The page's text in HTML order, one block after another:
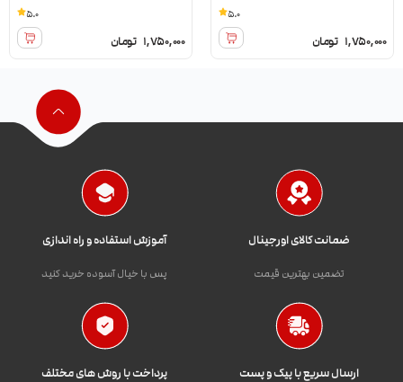
1,750,000 تومان
5.0
1,750,000 تومان
5.0
ضمانت کالای اورجینال
تضمین بهترین قیمت
آموزش استفاده و راه اندازی
پس با خیال آسوده خرید کنید
ارسال سریع با پیک و پست پرداخت با روش های مختلف